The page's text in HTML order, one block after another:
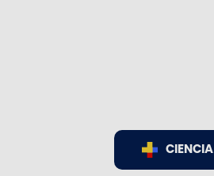
CIENCIA